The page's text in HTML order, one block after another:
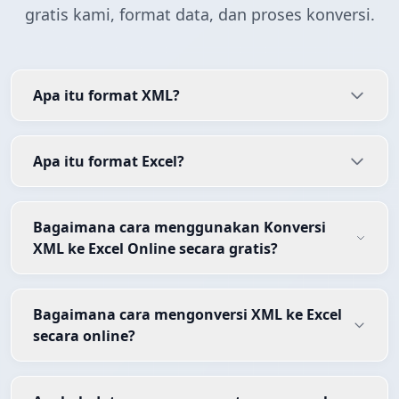
gratis kami, format data, dan proses konversi.
Apa itu format XML?
Apa itu format Excel?
Bagaimana cara menggunakan Konversi
XML ke Excel Online secara gratis?
Bagaimana cara mengonversi XML ke Excel
secara online?